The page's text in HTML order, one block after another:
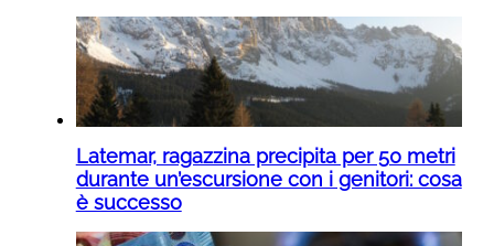
Latemar, ragazzina precipita per 50 metri
durante un’escursione con i genitori: cosa
è successo